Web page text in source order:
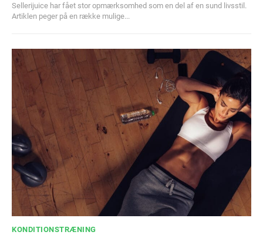
Sellerijuice har fået stor opmærksomhed som en del af en sund livsstil.
Artiklen peger på en række mulige...
KONDITIONSTRÆNING